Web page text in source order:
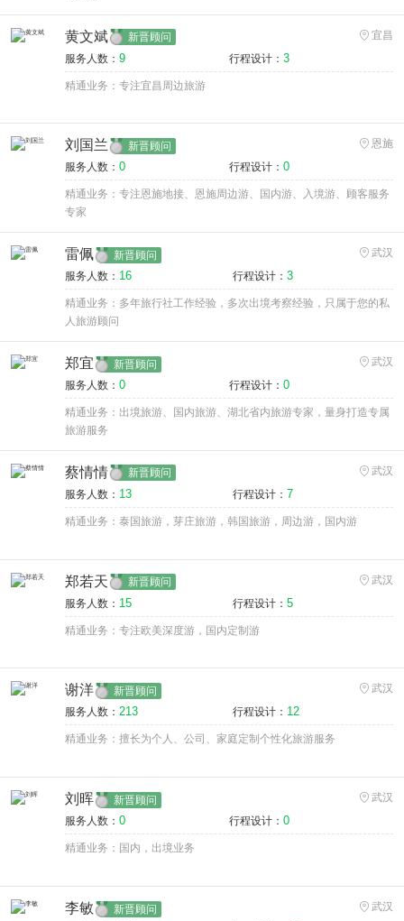
黄文斌 新晋顾问
宜昌
服务人数： 9 行程设计： 3
精通业务：专注宜昌周边旅游
刘国兰 新晋顾问
恩施
服务人数： 0 行程设计： 0
精通业务：专注恩施地接、恩施周边游、国内游、入境游、顾客服务
专家
雷佩 新晋顾问
武汉
服务人数： 16 行程设计： 3
精通业务：多年旅行社工作经验，多次出境考察经验，只属于您的私
人旅游顾问
郑宜 新晋顾问
武汉
服务人数： 0 行程设计： 0
精通业务：出境旅游、国内旅游、湖北省内旅游专家，量身打造专属
旅游服务
蔡情情 新晋顾问
武汉
服务人数： 13 行程设计： 7
精通业务：泰国旅游，芽庄旅游，韩国旅游，周边游，国内游
郑若天 新晋顾问
武汉
服务人数： 15 行程设计： 5
精通业务：专注欧美深度游，国内定制游
谢洋 新晋顾问
武汉
服务人数： 213 行程设计： 12
精通业务：擅长为个人、公司、家庭定制个性化旅游服务
刘晖 新晋顾问
武汉
服务人数： 0 行程设计： 0
精通业务：国内，出境业务
李敏 新晋顾问
武汉